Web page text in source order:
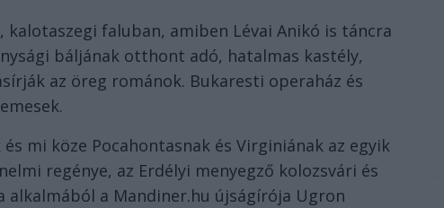
faluban, amiben Lévai Anikó is táncra
báljának otthont adó, hatalmas kastély,
az öreg románok. Bukaresti operaház és
mi köze Pocahontasnak és Virginiának az egyik
regénye, az Erdélyi menyegző kolozsvári és
alkalmából a Mandiner.hu újságírója Ugron